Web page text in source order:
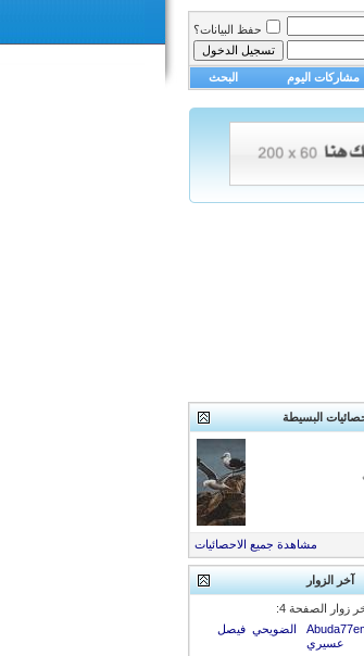
حفظ البيانات؟
مشاركات اليوم البحث
البسيطة
مشاهدة جميع الاحصائيات
آخر الزوار
زوار الصفحة 4:
الضويحي فيصل
عسيري